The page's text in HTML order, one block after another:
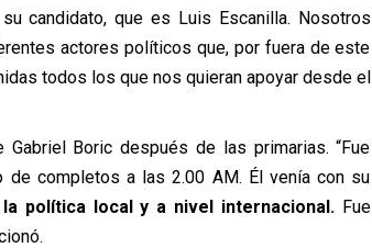
candidato, que es Luis Escanilla. Nosotros
actores políticos que, por fuera de este
todos los que nos quieran apoyar desde el
Boric después de las primarias. “Fue
de completos a las 2.00 AM. Él venía con su
política local y a nivel internacional.Fue